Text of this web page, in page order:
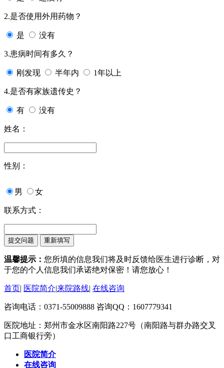
2.是否使用外用药物？
是 没有
3.患病时间有多久？
刚发现 半年内 1年以上
4.是否有家族遗传史？
有 没有
姓名：
性别：
男 女
联系方式：
温馨提示： 您所填的信息我们将及时反馈给医生进行诊断，对
于您的个人信息我们承诺绝对保密！请您放心！
首页| 医院简介|来院路线| 在线咨询
咨询电话：0371-55009888 咨询QQ：1607779341
医院地址：郑州市金水区南阳路227号（南阳路与群办路交叉
口工商银行旁）
医院简介
在线咨询